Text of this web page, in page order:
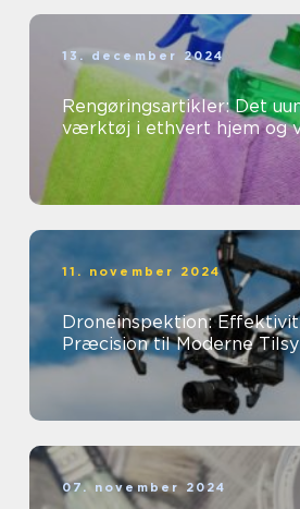
13. december 2024
Rengøringsartikler: Det
værktøj i ethvert hjem og
11. november 2024
Droneinspektion:
Præcision til Moderne
07. november 2024